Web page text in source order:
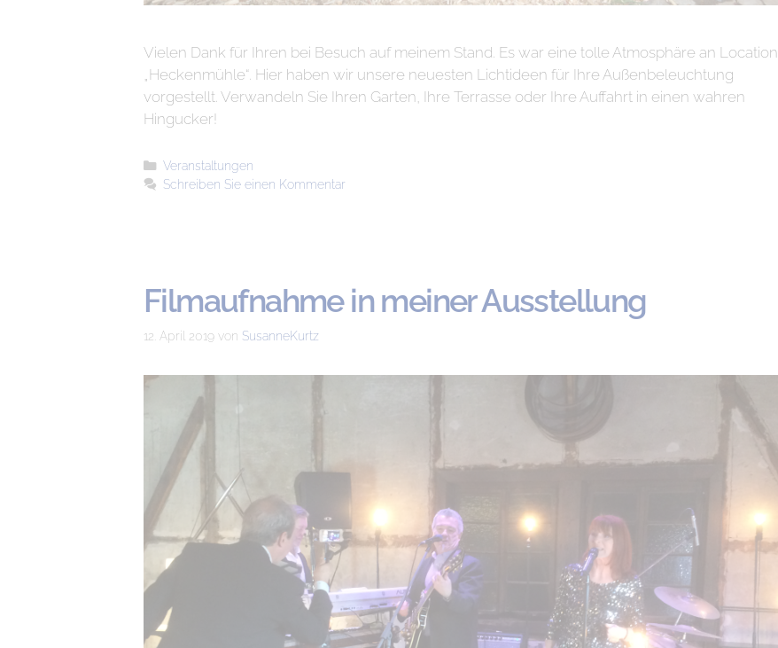
Vielen Dank für Ihren bei Besuch auf meinem Stand. Es war eine tolle Atmosphäre an Location
„Heckenmühle“. Hier haben wir unsere neuesten Lichtideen für Ihre Außenbeleuchtung
vorgestellt. Verwandeln Sie Ihren Garten, Ihre Terrasse oder Ihre Auffahrt in einen wahren
Hingucker!
Veranstaltungen
Schreiben Sie einen Kommentar
Filmaufnahme in meiner Ausstellung
12. April 2019 von SusanneKurtz